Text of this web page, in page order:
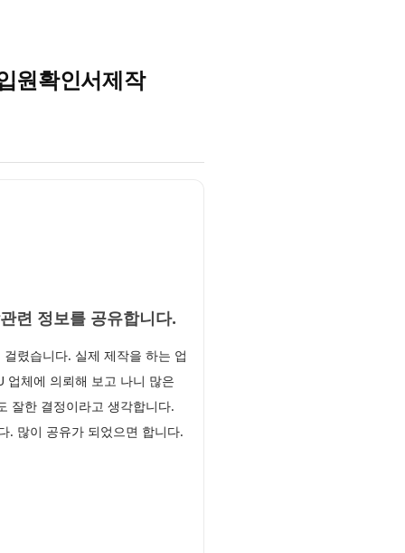
원확인서제작
련 정보를 공유합니다.
렸습니다. 실제 제작을 하는 업
업체에 의뢰해 보고 나니 많은
잘한 결정이라고 생각합니다.
. 많이 공유가 되었으면 합니다.